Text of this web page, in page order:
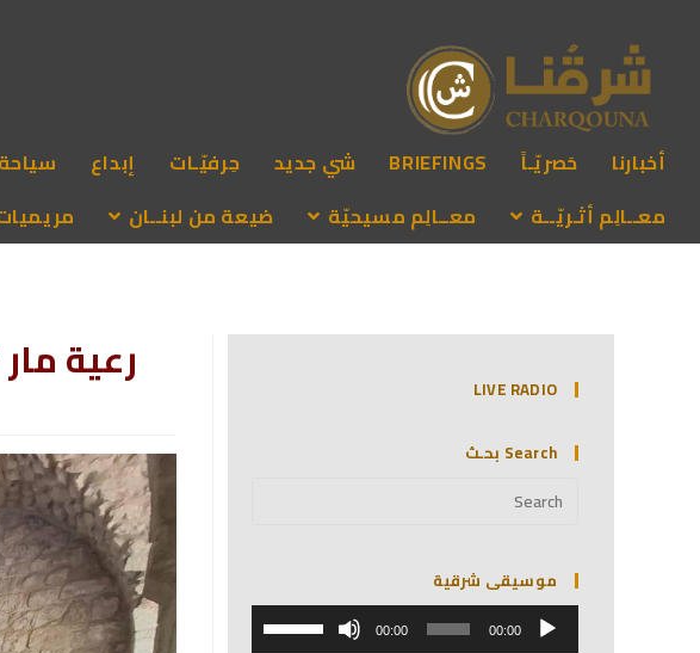
أخبارنا حَصريّـاً BRIEFINGS شي جديد حِرفيّـات إبداع سياحة
معــالِم أثـريّــة
معــالِم مسيحيّة ضيعة من لبنــان
رعية LIVE RADIO
Search بحـث
موسيقى شرقية
مشغل
الصوت 00:00
00:00
مفاتيح